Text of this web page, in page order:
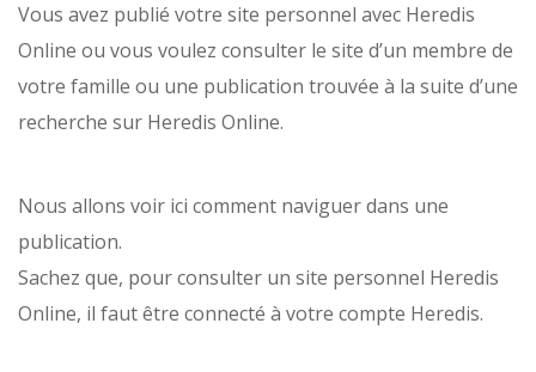
Vous avez publié votre site personnel avec Heredis
Online ou vous voulez consulter le site d’un membre de
votre famille ou une publication trouvée à la suite d’une
recherche sur Heredis Online.
Nous allons voir ici comment naviguer dans une
publication.
Sachez que, pour consulter un site personnel Heredis
Online, il faut être connecté à votre compte Heredis.